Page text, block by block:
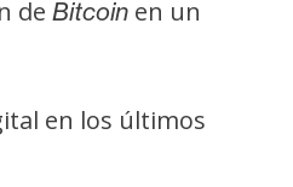
de Bitcoin en un
en los últimos